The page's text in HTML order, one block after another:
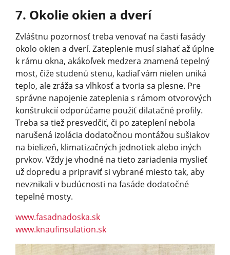
7. Okolie okien a dverí
Zvláštnu pozornosť treba venovať na časti fasády
okolo okien a dverí. Zateplenie musí siahať až úplne
k rámu okna, akákoľvek medzera znamená tepelný
most, čiže studenú stenu, kadiaľ vám nielen uniká
teplo, ale zráža sa vlhkosť a tvoria sa plesne. Pre
správne napojenie zateplenia s rámom otvorových
konštrukcií odporúčame použiť dilatačné profily.
Treba sa tiež presvedčiť, či po zateplení nebola
narušená izolácia dodatočnou montážou sušiakov
na bielizeň, klimatizačných jednotiek alebo iných
prvkov. Vždy je vhodné na tieto zariadenia myslieť
už dopredu a pripraviť si vybrané miesto tak, aby
nevznikali v budúcnosti na fasáde dodatočné
tepelné mosty.
www.fasadnadoska.sk
www.knaufinsulation.sk